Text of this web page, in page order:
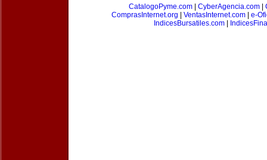
CatalogoPyme.com
CyberAgencia.com
ComprasInternet.org
VentasInternet.com| e-
IndicesBursatiles.com|